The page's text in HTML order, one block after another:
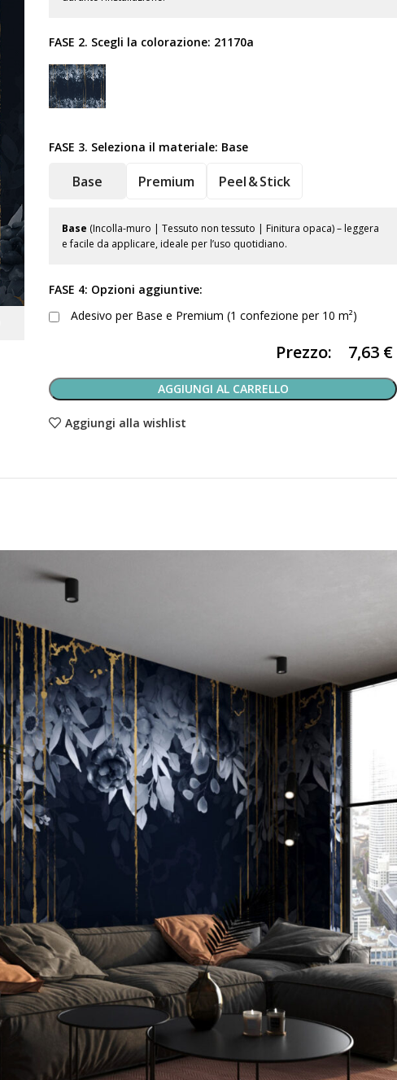
FASE 2. Scegli la colorazione: 21170a
FASE 3. Seleziona il materiale: Base
Base Premium Peel & Stick
Base (Incolla-muro | Tessuto non tessuto | Finitura opaca) – leggera
e facile da applicare, ideale per l’uso quotidiano.
FASE 4: Opzioni aggiuntive:
Adesivo per Base e Premium (1 confezione per 10 m²)
Prezzo: 7,63 €
AGGIUNGI AL CARRELLO
Aggiungi alla wishlist